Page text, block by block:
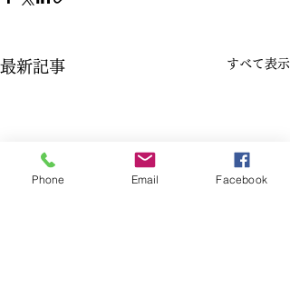
最新記事 すべて表示
Phone Email Facebook